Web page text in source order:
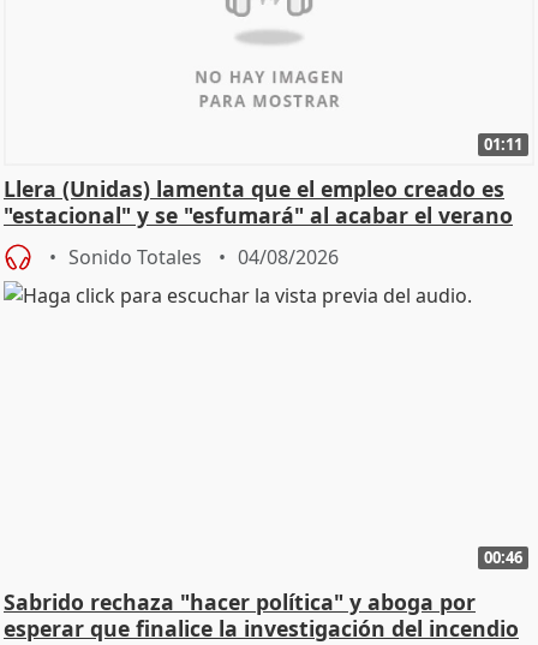
01:11
Llera (Unidas) lamenta que el empleo creado es
"estacional" y se "esfumará" al acabar el verano
Sonido Totales 04/08/2026
00:46
Sabrido rechaza "hacer política" y aboga por
esperar que finalice la investigación del incendio